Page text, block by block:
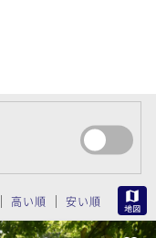
高い順 安い順